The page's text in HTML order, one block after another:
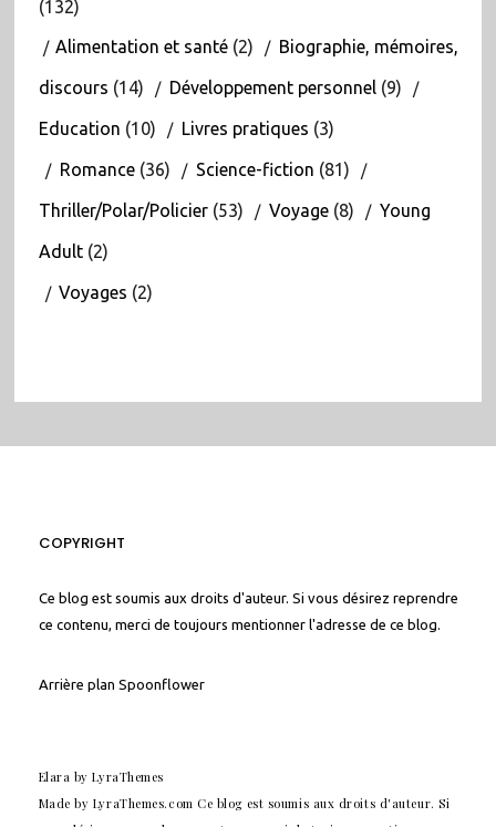
(132)
Alimentation et santé(2) Biographie, mémoires,
discours (14) Développement personnel(9)
Education (10) Livres pratiques (3)
Romance(36) Science-fiction (81)
Thriller/Polar/Policier(53) Voyage(8) Young
Adult(2)
Voyages (2)
COPYRIGHT
Ce blog est soumis aux droits d'auteur. Si vous désirez reprendre
ce contenu, merci de toujours mentionner l'adresse de ce blog.
Arrière plan Spoonflower
Elara by LyraThemes
Made by LyraThemes.com Ce blog est soumis aux droits d'auteur. Si